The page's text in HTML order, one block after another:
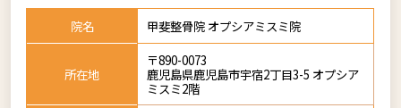
院名 甲斐整骨院 オプシアミスミ院
所在地
〒890-0073
鹿児島県鹿児島市宇宿2丁目3-5 オプシア
ミスミ2階